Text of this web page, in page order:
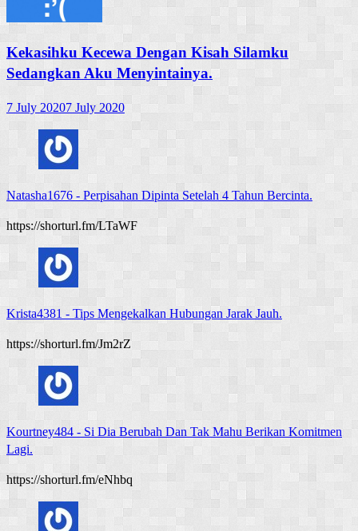
Kekasihku Kecewa Dengan Kisah Silamku
Sedangkan Aku Menyintainya.
7 July 20207 July 2020
Natasha1676 - Perpisahan Dipinta Setelah 4 Tahun Bercinta.
https://shorturl.fm/LTaWF
Krista4381 - Tips Mengekalkan Hubungan Jarak Jauh.
https://shorturl.fm/Jm2rZ
Kourtney484 - Si Dia Berubah Dan Tak Mahu Berikan Komitmen
Lagi.
https://shorturl.fm/eNhbq